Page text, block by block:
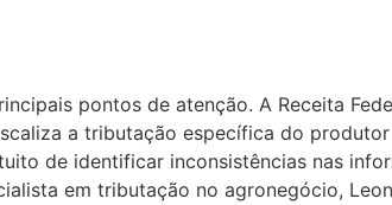
pontos de atenção. A Receita
a tributação específica do
de identificar inconsistências nas
em tributação no agronegócio,